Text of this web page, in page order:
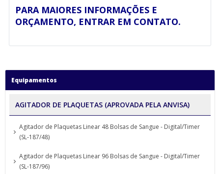
PARA MAIORES INFORMAÇÕES E
ORÇAMENTO, ENTRAR EM CONTATO.
Equipamentos
AGITADOR DE PLAQUETAS (APROVADA PELA ANVISA)
Agitador de Plaquetas Linear 48 Bolsas de Sangue - Digital/Timer
(SL-187/48)
Agitador de Plaquetas Linear 96 Bolsas de Sangue - Digital/Timer
(SL-187/96)